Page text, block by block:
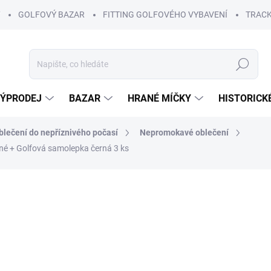
GOLFOVÝ BAZAR FITTING GOLFOVÉHO VYBAVENÍ
Hledat
BAZAR HRANÉ MÍČKY
do nepříznivého počasí
Nepromokavé oblečení
+ Golfová samolepka černá 3 ks